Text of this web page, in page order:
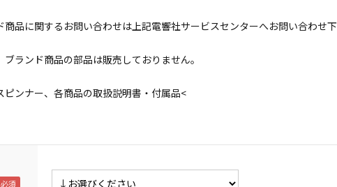
商品に関するお問い合わせは上記電響社サービスセンターへお問い合わせ
ランド商品の部品は販売しておりません。
ンナー、各商品の取扱説明書・付属品<